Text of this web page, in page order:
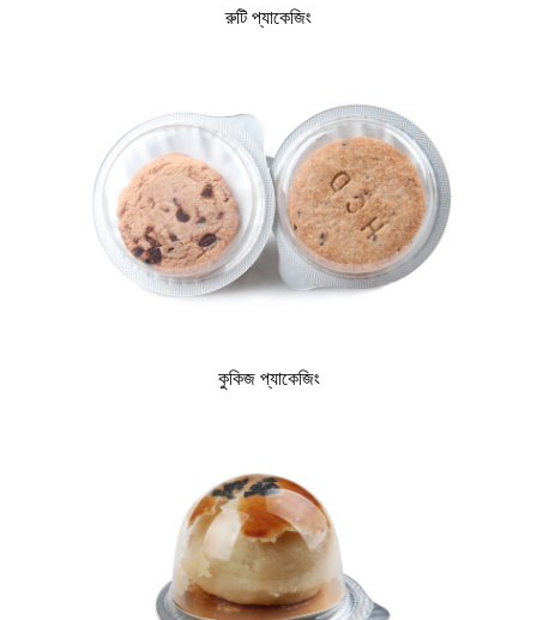
রুটি প্যাকেজিং
কুকিজ প্যাকেজিং